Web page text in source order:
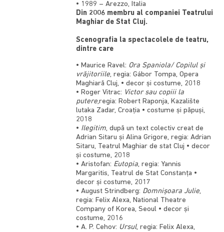
• 1989 –Arezzo, Italia
Din 2006 membru al companiei Teatrului
Maghiar de Stat Cluj.
Scenografia la spectacolele de teatru,
dintre care
• Maurice Ravel: Ora Spaniola/ Copilul și
vrăjitoriile, regia: Gábor Tompa, Opera
Maghiară Cluj, • decor și costume, 2018
• Roger Vitrac: Victor sau copiii la
putere,regia: Robert Raponja, Kazalište
lutaka Zadar, Croația • costume și păpuși,
2018
• Ilegitim, după un text colectiv creat de
Adrian Sitaru și Alina Grigore, regia: Adrian
Sitaru, Teatrul Maghiar de stat Cluj • decor
și costume, 2018
• Aristofan: Eutopia, regia: Yannis
Margaritis, Teatrul de Stat Constanța •
decor și costume, 2017
• August Strindberg: Domnișoara Julie,
regia: Felix Alexa, National Theatre
Company of Korea, Seoul • decor și
costume, 2016
• A. P. Cehov: Ursul, regia: Felix Alexa,